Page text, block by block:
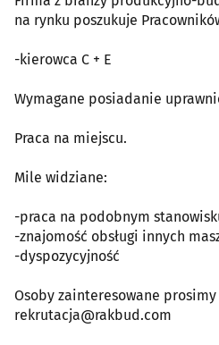
na rynku poszukuje
-kierowca C + E
Wymagane posiadanie
Praca na miejscu.
Mile widziane:
-praca na podobnym
-znajomość obsługi innych
-dyspozycyjność
Osoby zainteresowane prosimy
rekrutacja@rakbud.com